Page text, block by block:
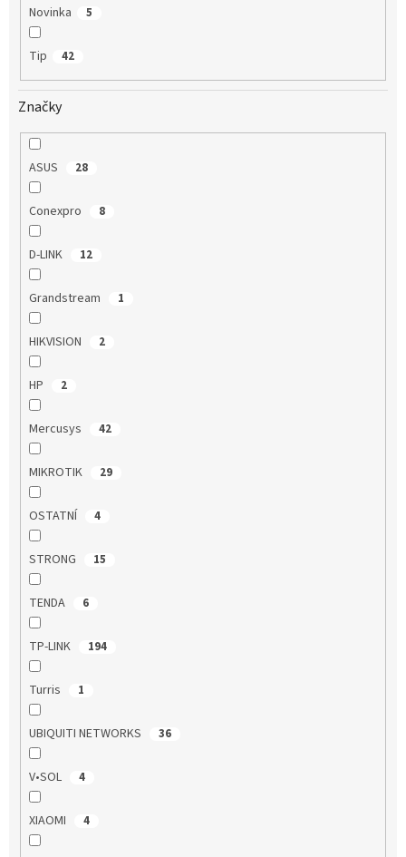
Novinka 5
Tip 42
Značky
ASUS 28
Conexpro 8
D-LINK 12
Grandstream 1
HIKVISION 2
HP 2
Mercusys 42
MIKROTIK 29
OSTATNÍ 4
STRONG 15
TENDA 6
TP-LINK 194
Turris 1
UBIQUITI NETWORKS 36
V•SOL 4
XIAOMI 4